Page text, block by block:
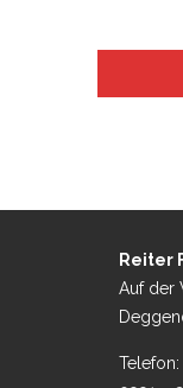
Reiter
Auf der
Telefon: